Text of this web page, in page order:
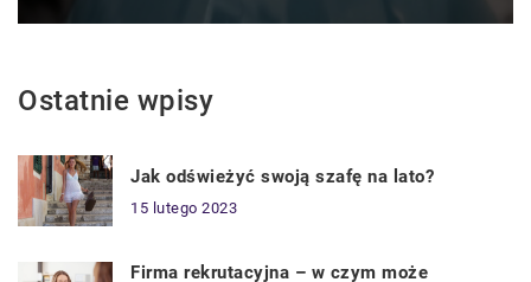
Ostatnie wpisy
Jak odświeżyć swoją szafę na lato?
15 lutego 2023
Firma rekrutacyjna – w czym może